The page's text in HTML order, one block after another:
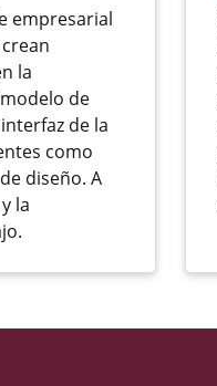
empresarial
la
de
de la
como
diseño. A
la